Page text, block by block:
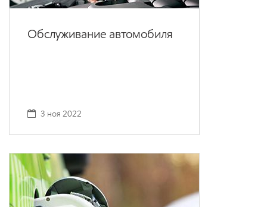
Обслуживание автомобиля
3 ноя 2022